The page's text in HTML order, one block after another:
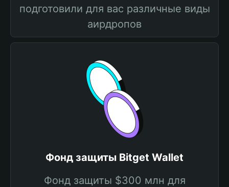
подготовили для вас различные виды
аирдропов
Фонд защиты Bitget Wallet
Фонд защиты $300 млн для